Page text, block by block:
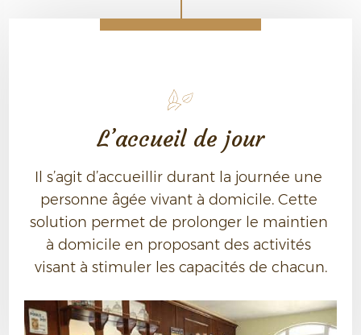
L’accueil de jour
Il s’agit d’accueillir durant la journée une
personne âgée vivant à domicile. Cette
solution permet de prolonger le maintien
à domicile en proposant des activités
visant à stimuler les capacités de chacun.